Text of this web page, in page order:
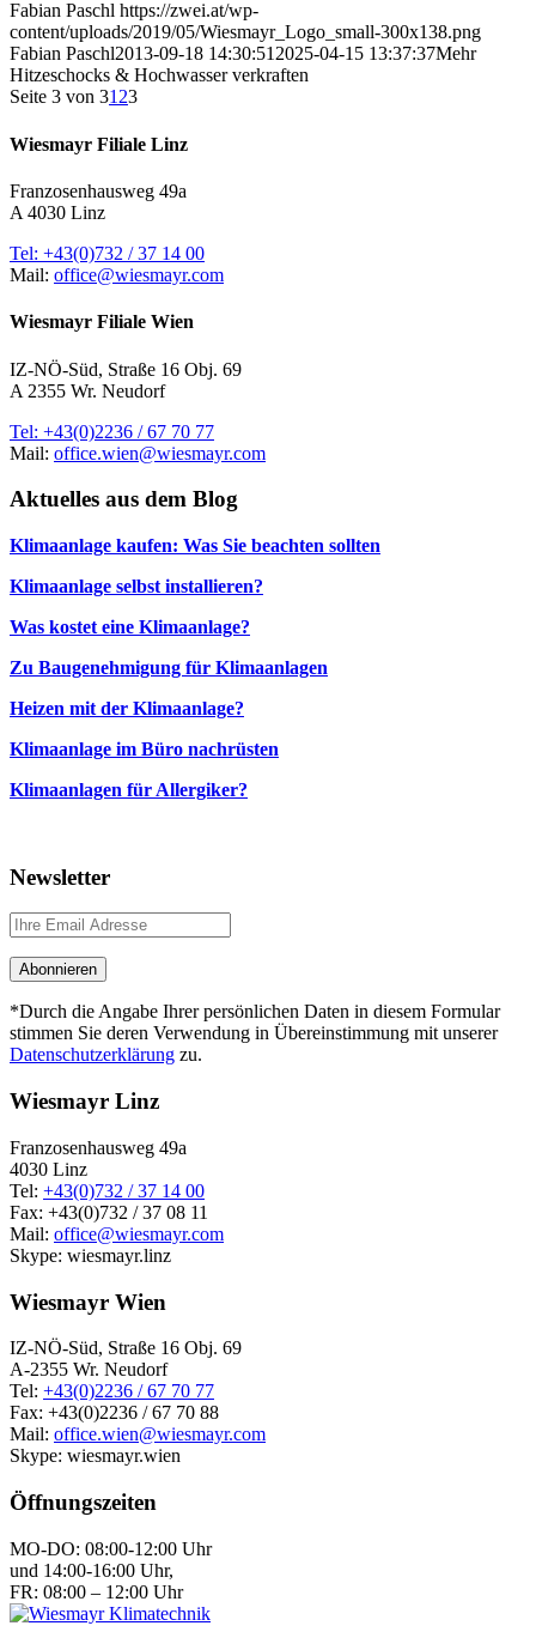
Fabian Paschl https://zwei.at/wp-
content/uploads/2019/05/Wiesmayr_Logo_small-300x138.png
Fabian Paschl2013-09-18 14:30:512025-04-15 13:37:37Mehr
Hitzeschocks & Hochwasser verkraften
Seite 3 von 3123
Wiesmayr Filiale Linz
Franzosenhausweg 49a
A 4030 Linz
Tel: +43(0)732 / 37 14 00
Mail: office@wiesmayr.com
Wiesmayr Filiale Wien
IZ-NÖ-Süd, Straße 16 Obj. 69
A 2355 Wr. Neudorf
Tel: +43(0)2236 / 67 70 77
Mail: office.wien@wiesmayr.com
Aktuelles aus dem Blog
Klimaanlage kaufen: Was Sie beachten sollten
Klimaanlage selbst installieren?
Was kostet eine Klimaanlage?
Zu Baugenehmigung für Klimaanlagen
Heizen mit der Klimaanlage?
Klimaanlage im Büro nachrüsten
Klimaanlagen für Allergiker?
Newsletter
*Durch die Angabe Ihrer persönlichen Daten in diesem Formular
stimmen Sie deren Verwendung in Übereinstimmung mit unserer
Datenschutzerklärung zu.
Wiesmayr Linz
Franzosenhausweg 49a
4030 Linz
Tel: +43(0)732 / 37 14 00
Fax: +43(0)732 / 37 08 11
Mail: office@wiesmayr.com
Skype: wiesmayr.linz
Wiesmayr Wien
IZ-NÖ-Süd, Straße 16 Obj. 69
A-2355 Wr. Neudorf
Tel: +43(0)2236 / 67 70 77
Fax: +43(0)2236 / 67 70 88
Mail: office.wien@wiesmayr.com
Skype: wiesmayr.wien
Öffnungszeiten
MO-DO: 08:00-12:00 Uhr
und 14:00-16:00 Uhr,
FR: 08:00 – 12:00 Uhr